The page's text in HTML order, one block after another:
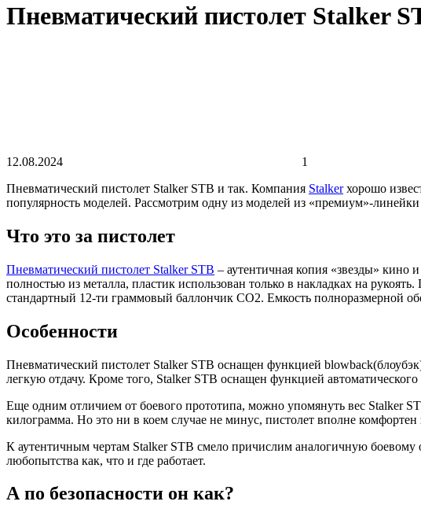
Пневматический пистолет Stalker
12.08.2024
1
Пневматический пистолет Stalker STB и так. Компания Stalkerхорошо
популярность моделей. Рассмотрим одну из моделей из «премиум»-
Что это за пистолет
Пневматический пистолет Stalker STB – аутентичная копия «звезды» кино
полностью из металла, пластик использован только в накладках на
стандартный 12-ти граммовый баллончик СО2. Емкость полноразмерной
Особенности
Пневматический пистолет Stalker STB оснащен функцией
легкую отдачу. Кроме того, Stalker STB оснащен функцией
Еще одним отличием от боевого прототипа, можно упомянуть вес Stalker
килограмма. Но это ни в коем случае не минус, пистолет вполне комфортен
К аутентичным чертам Stalker STB смело причислим аналогичную боевому
любопытства как, что и где работает.
А по безопасности он как?